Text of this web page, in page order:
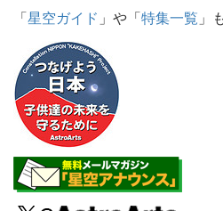
「星空ガイド 」や「特集一覧 」